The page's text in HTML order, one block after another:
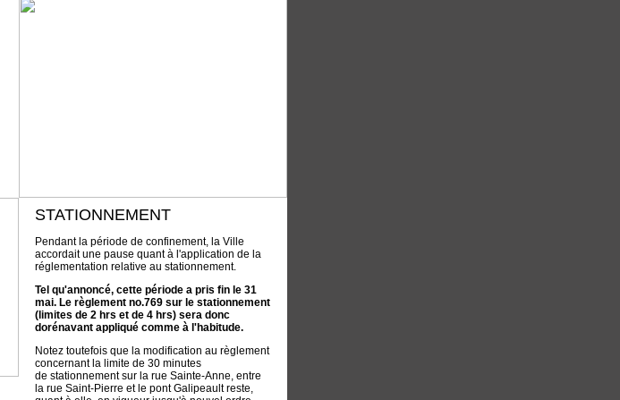
STATIONNEMENT
Pendant la période de confinement, la Ville
accordait une pause quant à l'application de la
réglementation relative au stationnement.
Tel qu'annoncé, cette période a pris fin le 31
mai. Le règlement no.769 sur le stationnement
(limites de 2 hrs et de 4 hrs) sera donc
dorénavant appliqué comme à l'habitude.
Notez toutefois que la modification au règlement
concernant la limite de 30 minutes
de stationnement sur la rue Sainte-Anne, entre
la rue Saint-Pierre et le pont Galipeault reste,